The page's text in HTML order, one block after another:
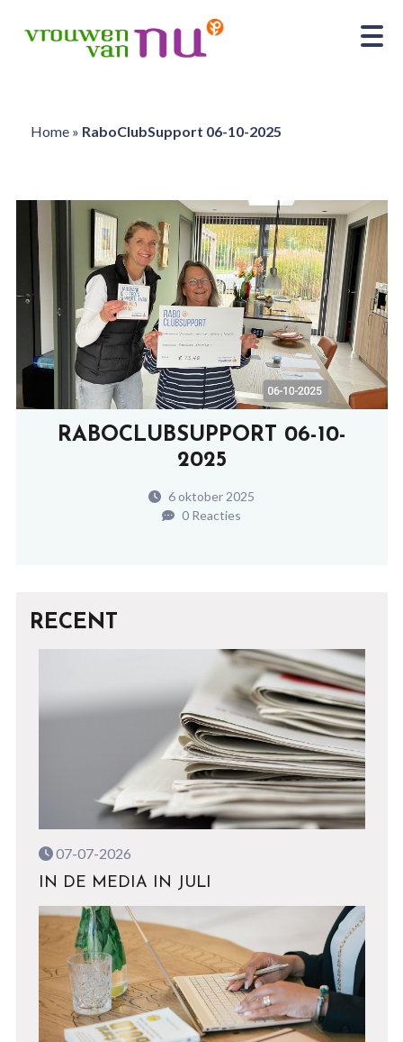
Home» RaboClubSupport 06-10-2025
RABOCLUBSUPPORT 06-10-
2025
6 oktober 2025
0 Reacties
RECENT
07-07-2026
IN DE MEDIA IN JULI